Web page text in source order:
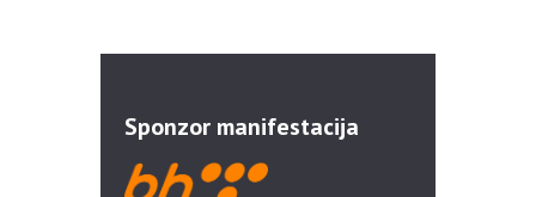
Sponzor manifestacija